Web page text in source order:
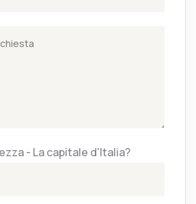
- La capitale d'Italia?